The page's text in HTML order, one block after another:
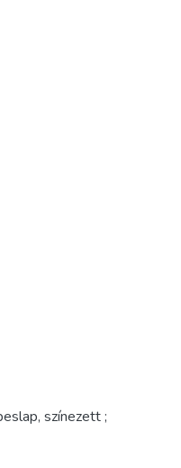
színezett ;